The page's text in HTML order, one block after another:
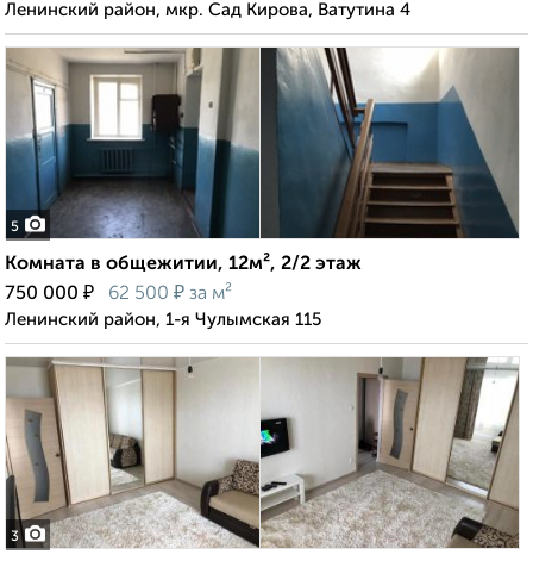
Ленинский район, мкр. Сад Кирова, Ватутина 4
5
Комната в общежитии, 12м², 2/2 этаж
750 000 ₽ 62 500 ₽ за м²
Ленинский район, 1-я Чулымская 115
3